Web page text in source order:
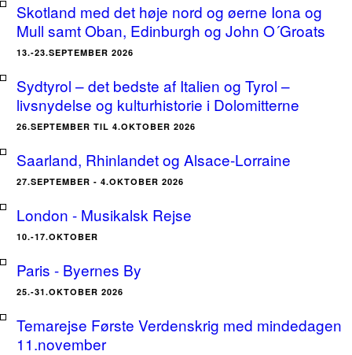
Skotland med det høje nord og øerne Iona og
Mull samt Oban, Edinburgh og John O´Groats
13.-23.SEPTEMBER 2026
Sydtyrol – det bedste af Italien og Tyrol –
livsnydelse og kulturhistorie i Dolomitterne
26.SEPTEMBER TIL 4.OKTOBER 2026
Saarland, Rhinlandet og Alsace-Lorraine
27.SEPTEMBER - 4.OKTOBER 2026
London - Musikalsk Rejse
10.-17.OKTOBER
Paris - Byernes By
25.-31.OKTOBER 2026
Temarejse Første Verdenskrig med mindedagen
11.november